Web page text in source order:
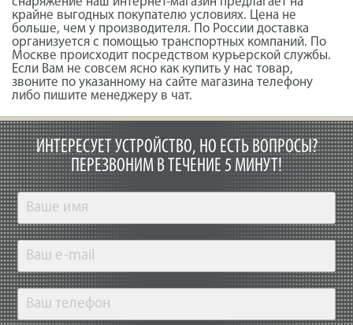
крайне выгодных покупателю условиях. Цена не
больше, чем у производителя. По России доставка
организуется с помощью транспортных компаний. По
Москве происходит посредством курьерской службы.
Если Вам не совсем ясно как купить у нас товар,
звоните по указанному на сайте магазина телефону
либо пишите менеджеру в чат.
ИНТЕРЕСУЕТ УСТРОЙСТВО, НО ЕСТЬ ВОПРОСЫ?
ПЕРЕЗВОНИМ В ТЕЧЕНИЕ 5 МИНУТ!